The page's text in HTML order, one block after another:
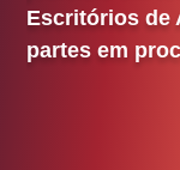
Escritórios de
partes em